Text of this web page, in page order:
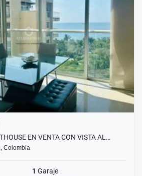
EN VENTA CON VISTA AL…
Colombia
1 Garaje